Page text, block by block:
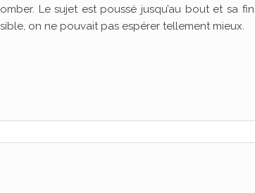
Le sujet est poussé jusqu’au bout et sa fin
on ne pouvait pas espérer tellement mieux.